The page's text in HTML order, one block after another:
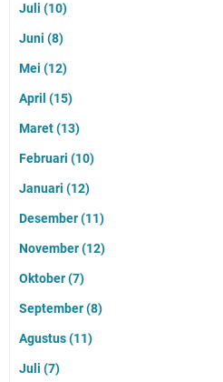
Juli (10)
Juni (8)
Mei (12)
April (15)
Maret(13)
Februari (10)
Januari (12)
Desember(11)
November(12)
Oktober(7)
September(8)
Agustus(11)
Juli (7)